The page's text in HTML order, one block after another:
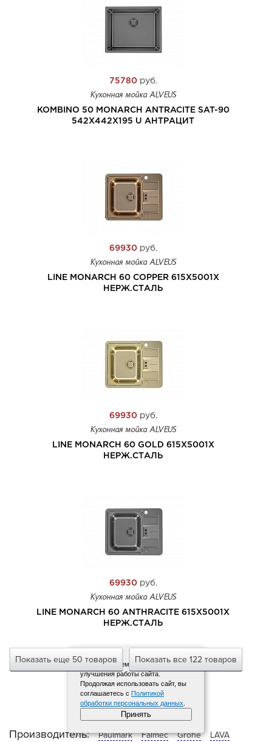
75780руб.
Кухонная мойка ALVEUS
KOMBINO 50 MONARCH ANTRACITE SAT-90
542X442X195 U АНТРАЦИТ
69930руб.
Кухонная мойка ALVEUS
LINE MONARCH 60 COPPER 615X5001X
НЕРЖ.СТАЛЬ
69930руб.
Кухонная мойка ALVEUS
LINE MONARCH 60 GOLD 615X5001X
НЕРЖ.СТАЛЬ
69930руб.
Кухонная мойка ALVEUS
LINE MONARCH 60 ANTHRACITE 615X5001X
НЕРЖ.СТАЛЬ
Показать еще 50 товаров Показать все 122 товаров
Производитель: Paulmark Falmec Grohe LAVA
Мы используем файлы cookies для
улучшения работы сайта.
Продолжая использовать сайт, вы
соглашаетесь с Политикой
обработки персональных данных
Принять